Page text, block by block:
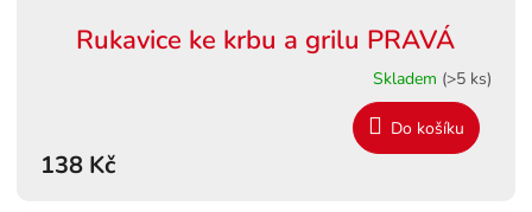
Rukavice ke krbu a grilu PRAVÁ
Skladem (>5 ks)
138 Kč
Do košíku